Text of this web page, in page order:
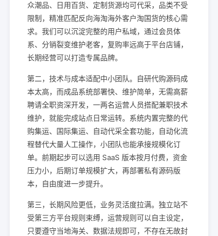
众潮品、日用百货、定制货源均可代采，品类不受
限制，精准匹配反向海淘海外客户淘国货的核心需
求。我们可以沉淀完整的用户私域，通过会员体
系、分销裂变维护老客，复购率远高于平台店铺，
长期经营可以打造专属品牌。
第二，技术与成本适配中小团队。自研代购源码成
本太高，而成品系统部署快、维护简单，无需高薪
聘请全职资深开发，一两名运营人员搭配兼职技术
维护，就能完成站点日常运转。系统内置完整的代
购集运、国际集运、自动代采全套功能，自动化流
程替代大量人工操作，小团队也能承接规模化订
单。前期起步可以选用 SaaS 版本按月付费，资金
压力小，后期订单规模扩大，再部署私有源码版
本，自由度进一步提升。
第三，长期风险更低，业务灵活度拉满。独立站不
受第三方平台规则束缚，运营规则可以自主设定，
只要遵守当地海关、数据法规即可，不存在无故封